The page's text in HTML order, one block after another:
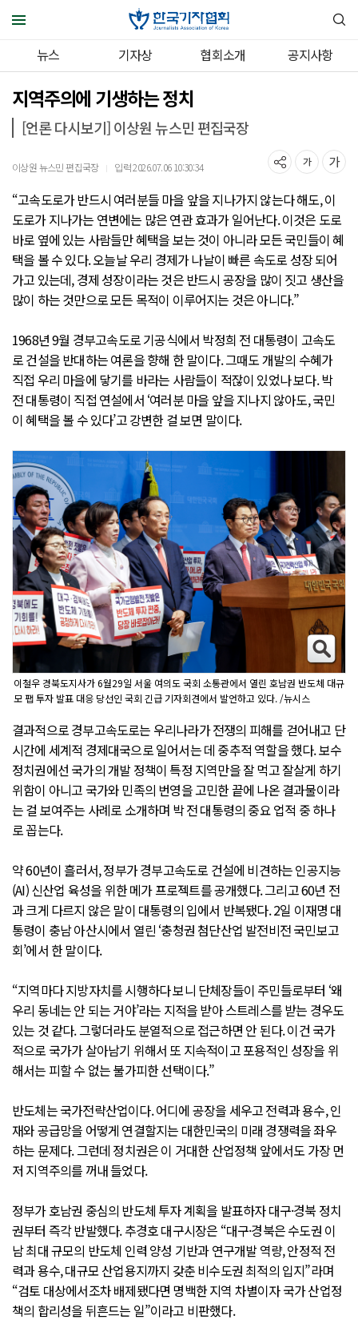
뉴스 기자상 협회소개 공지사항
지역주의에 기생하는 정치
[언론 다시보기] 이상원 뉴스민 편집국장
이상원 뉴스민 편집국장 ｜ 입력 2026.07.06 10:30:34
“고속도로가 반드시 여러분들 마을 앞을 지나가지 않는다 해도, 이
도로가 지나가는 연변에는 많은 연관 효과가 일어난다. 이것은 도로
바로 옆에 있는 사람들만 혜택을 보는 것이 아니라 모든 국민들이 혜
택을 볼 수 있다. 오늘날 우리 경제가 나날이 빠른 속도로 성장 되어
가고 있는데, 경제 성장이라는 것은 반드시 공장을 많이 짓고 생산을
많이 하는 것만으로 모든 목적이 이루어지는 것은 아니다.”
1968년 9월 경부고속도로 기공식에서 박정희 전 대통령이 고속도
로 건설을 반대하는 여론을 향해 한 말이다. 그때도 개발의 수혜가
직접 우리 마을에 닿기를 바라는 사람들이 적잖이 있었나 보다. 박
전 대통령이 직접 연설에서 ‘여러분 마을 앞을 지나지 않아도, 국민
이 혜택을 볼 수 있다’고 강변한 걸 보면 말이다.
이철우 경북도지사가 6월29일 서울 여의도 국회 소통관에서 열린 호남권 반도체 대규
모 팹 투자 발표 대응 당선인 국회 긴급 기자회견에서 발언하고 있다. /뉴시스
결과적으로 경부고속도로는 우리나라가 전쟁의 피해를 걷어내고 단
시간에 세계적 경제대국으로 일어서는 데 중추적 역할을 했다. 보수
정치권에선 국가의 개발 정책이 특정 지역만을 잘 먹고 잘살게 하기
위함이 아니고 국가와 민족의 번영을 고민한 끝에 나온 결과물이라
는 걸 보여주는 사례로 소개하며 박 전 대통령의 중요 업적 중 하나
로 꼽는다.
약 60년이 흘러서, 정부가 경부고속도로 건설에 비견하는 인공지능
(AI) 신산업 육성을 위한 메가 프로젝트를 공개했다. 그리고 60년 전
과 크게 다르지 않은 말이 대통령의 입에서 반복됐다. 2일 이재명 대
통령이 충남 아산시에서 열린 ‘충청권 첨단산업 발전비전 국민보고
회’에서 한 말이다.
“지역마다 지방자치를 시행하다 보니 단체장들이 주민들로부터 ‘왜
우리 동네는 안 되는 거야’라는 지적을 받아 스트레스를 받는 경우도
있는 것 같다. 그렇더라도 분열적으로 접근하면 안 된다. 이건 국가
적으로 국가가 살아남기 위해서 또 지속적이고 포용적인 성장을 위
해서는 피할 수 없는 불가피한 선택이다.”
반도체는 국가전략산업이다. 어디에 공장을 세우고 전력과 용수, 인
재와 공급망을 어떻게 연결할지는 대한민국의 미래 경쟁력을 좌우
하는 문제다. 그런데 정치권은 이 거대한 산업정책 앞에서도 가장 먼
저 지역주의를 꺼내 들었다.
정부가 호남권 중심의 반도체 투자 계획을 발표하자 대구·경북 정치
권부터 즉각 반발했다. 추경호 대구시장은 “대구·경북은 수도권 이
남 최대 규모의 반도체 인력 양성 기반과 연구개발 역량, 안정적 전
력과 용수, 대규모 산업용지까지 갖춘 비수도권 최적의 입지”라며
“검토 대상에서조차 배제됐다면 명백한 지역 차별이자 국가 산업정
책의 합리성을 뒤흔드는 일”이라고 비판했다.